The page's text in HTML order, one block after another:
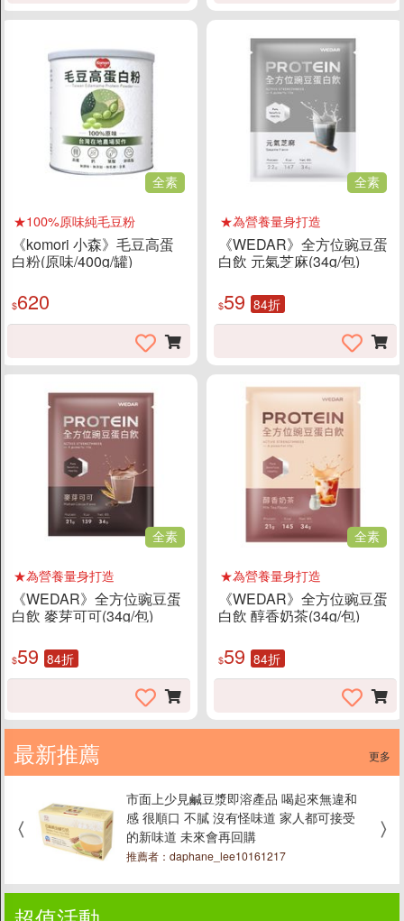
全素
★100%原味純毛豆粉
《komori 小森》毛豆高蛋
白粉(原味/400g/罐)
$620
全素
★為營養量身打造
《WEDAR》全方位豌豆蛋
白飲 元氣芝麻(34g/包)
$59 84折
全素
★為營養量身打造
《WEDAR》全方位豌豆蛋
白飲 麥芽可可(34g/包)
$59 84折
全素
★為營養量身打造
《WEDAR》全方位豌豆蛋
白飲 醇香奶茶(34g/包)
$59 84折
最新推薦 更多
市面上少見鹹豆漿即溶產品 喝起來無違和
感 很順口 不膩 沒有怪味道 家人都可接受
的新味道 未來會再回購
推薦者：daphane_lee10161217